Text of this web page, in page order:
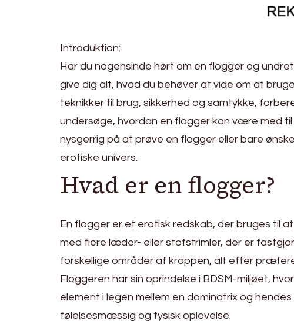
Introduktion:
Har du nogensinde hørt om en flogger og
give dig alt, hvad du behøver at vide om at
teknikker til brug, sikkerhed og samtykke,
undersøge, hvordan en flogger kan være med
nysgerrig på at prøve en flogger eller bare
erotiske univers.
Hvad er en flogger?
En flogger er et erotisk redskab, der bruges til
med flere læder- eller stofstrimler, der er
forskellige områder af kroppen, alt efter
Floggeren har sin oprindelse i BDSM-miljøet,
element i legen mellem en dominatrix og
følelsesmæssig og fysisk oplevelse.